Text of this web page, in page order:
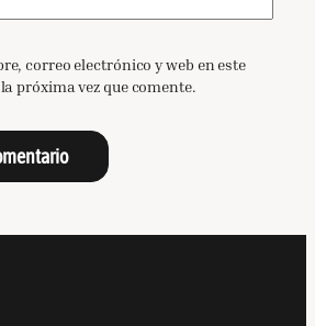
correo electrónico y web en este
próxima vez que comente.